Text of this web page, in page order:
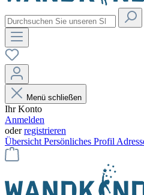
Menü schließen
Ihr Konto
Anmelden
oderregistrieren
Übersicht Persönliches Profil